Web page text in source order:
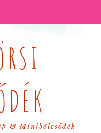
& Minibölcsődék